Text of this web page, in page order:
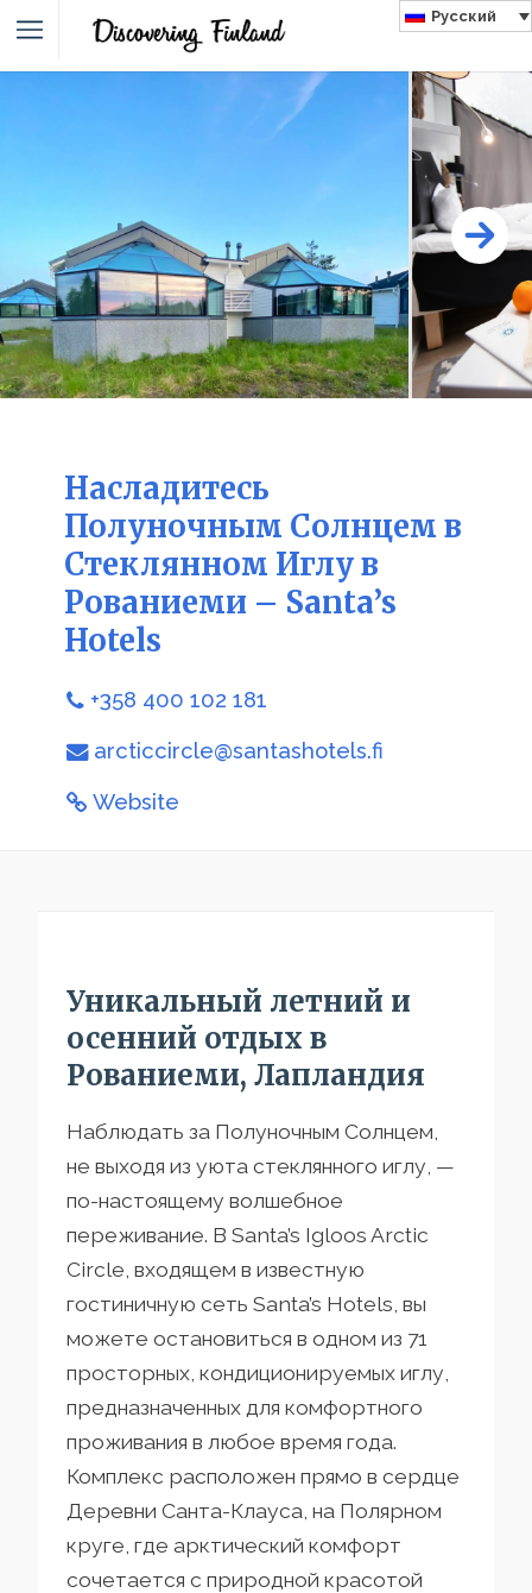
Русский
Насладитесь
Полуночным Солнцем в
Стеклянном Иглу в
Рованиеми – Santa’s
Hotels
+358 400 102 181
arcticcircle@santashotels.fi
Website
Уникальный летний и
осенний отдых в
Рованиеми, Лапландия
Наблюдать за Полуночным Солнцем,
не выходя из уюта стеклянного иглу, —
по-настоящему волшебное
переживание. В Santa’s Igloos Arctic
Circle, входящем в известную
гостиничную сеть Santa’s Hotels, вы
можете остановиться в одном из 71
просторных, кондиционируемых иглу,
предназначенных для комфортного
проживания в любое время года.
Комплекс расположен прямо в сердце
Деревни Санта-Клауса, на Полярном
круге, где арктический комфорт
сочетается с природной красотой